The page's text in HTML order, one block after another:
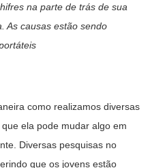
na parte de trás de sua
As causas estão sendo
como realizamos diversas
ela pode mudar algo em
Diversas pesquisas no
que os jovens estão